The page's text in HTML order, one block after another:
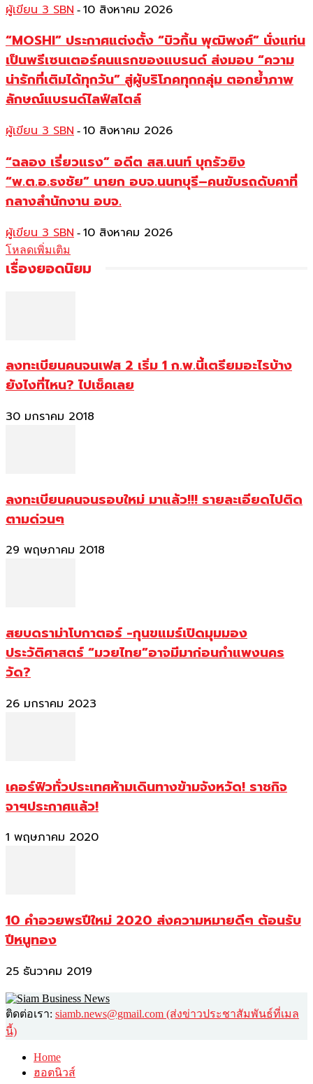
ผู้เขียน 3 SBN - 10 สิงหาคม 2026
“MOSHI” ประกาศแต่งตั้ง “บิวกิ้น พุฒิพงศ์” นั่งแท่น
เป็นพรีเซนเตอร์คนแรกของแบรนด์ ส่งมอบ “ความ
น่ารักที่เติมได้ทุกวัน” สู่ผู้บริโภคทุกกลุ่ม ตอกย้ำภาพ
ลักษณ์แบรนด์ไลฟ์สไตล์
ผู้เขียน 3 SBN - 10 สิงหาคม 2026
“ฉลอง เรี่ยวแรง” อดีต สส.นนท์ บุกรัวยิง
“พ.ต.อ.ธงชัย” นายก อบจ.นนทบุรี–คนขับรถดับคาที่
กลางสำนักงาน อบจ.
ผู้เขียน 3 SBN - 10 สิงหาคม 2026
โหลดเพิ่มเติม
เรื่องยอดนิยม
ลงทะเบียนคนจนเฟส 2 เริ่ม 1 ก.พ.นี้เตรียมอะไรบ้าง
ยังไงที่ไหน? ไปเช็คเลย
30 มกราคม 2018
ลงทะเบียนคนจนรอบใหม่ มาแล้ว!!! รายละเอียดไปติด
ตามด่วนๆ
29 พฤษภาคม 2018
สยบดราม่าโบกาตอร์ -กุนขแมร์เปิดมุมมอง
ประวัติศาสตร์ “มวยไทย”อาจมีมาก่อนกำแพงนคร
วัด?
26 มกราคม 2023
เคอร์ฟิวทั่วประเทศห้ามเดินทางข้ามจังหวัด! ราชกิจ
จาฯประกาศแล้ว!
1 พฤษภาคม 2020
10 คำอวยพรปีใหม่ 2020 ส่งความหมายดีๆ ต้อนรับ
ปีหนูทอง
25 ธันวาคม 2019
ติดต่อเรา: siamb.news@gmail.com (ส่งข่าวประชาสัมพันธ์ที่เมล
นี้)
Home
ฮอตนิวส์